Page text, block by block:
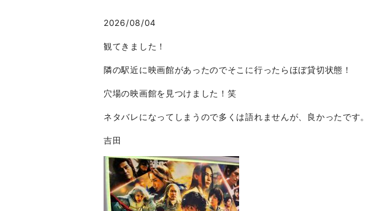
2026/08/04
観てきました！
隣の駅近に映画館があったのでそこに行ったらほぼ貸切状態！
穴場の映画館を見つけました！笑
ネタバレになってしまうので多くは語れませんが、良かったです。
吉田